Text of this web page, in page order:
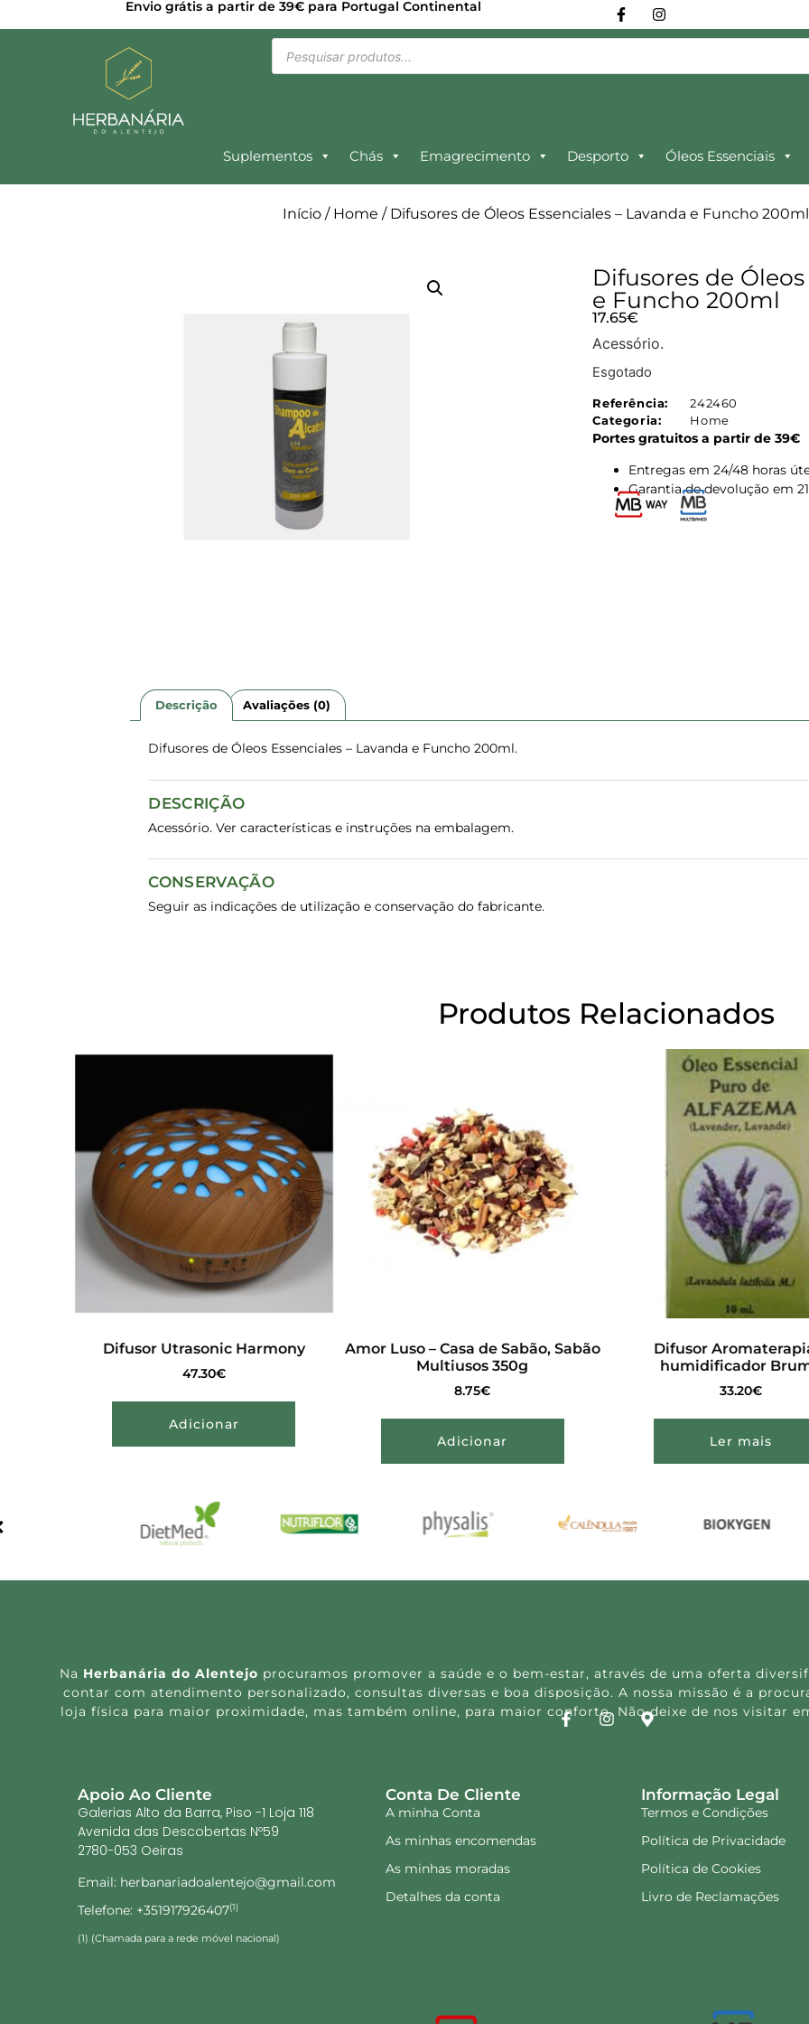
Envio grátis a partir de 39€ para Portugal Continental
Suplementos Chás Emagrecimento Desporto Óleos Essenciais
Início / Home / Difusores de Óleos Essenciales – Lavanda e Funcho 200ml
Difusores de
e Funcho 200ml
17.65€
Acessório.
Esgotado
Referência:
242460
Categoria:
Home
Portes gratuitos a partir de 39€
Entregas em 24/48 horas
Garantia de devolução em
Descrição Avaliações (0)
Difusores de Óleos Essenciales – Lavanda e Funcho 200ml.
DESCRIÇÃO
Acessório. Ver características e instruções na embalagem.
CONSERVAÇÃO
Seguir as indicações de utilização e conservação do fabricante.
Produtos Relacionados
Difusor Utrasonic Harmony
47.30€
Adicionar
Amor Luso – Casa de Sabão, Sabão
Multiusos 350g
8.75€
Adicionar
Difusor
humidificador
33.20€
Ler mais
Na Herbanária do Alentejo procuramos promover a saúde e o bem-estar, através de uma oferta
contar com atendimento personalizado, consultas diversas e boa disposição. A nossa missão é a
loja física para maior proximidade, mas também online, para maior conforto. Não deixe de nos visitar
Apoio Ao Cliente
Galerias Alto da Barra, Piso -1 Loja 118
Avenida das Descobertas Nº59
2780-053 Oeiras
Email: herbanariadoalentejo@gmail.com
Telefone: +351917926407(1)
(1) (Chamada para a rede móvel nacional)
Conta De Cliente
A minha Conta
As minhas encomendas
As minhas moradas
Detalhes da conta
Informação Legal
Termos e Condições
Política de Privacidade
Política de Cookies
Livro de Reclamações